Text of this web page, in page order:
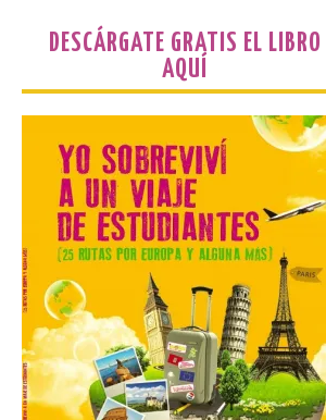
seguridad y acceso […]
Gijon prohíbe el baño en
San Lorenzo, Poniente y
Arbeyal el día del eclipse a
partir de las 19.00 horas.
8 Ago 2026
Incide en que el eclipse se
verá desde múltiples
puntos de la ciudad, por lo
que no será necesario
desplazarse y se
recomienda no acudir a Gijón/Xixón en
coche ni usarlo ese día. Los accesos a
la Campa Torres y La […]
DESCÁRGATE GRATIS EL LIBRO
AQUÍ